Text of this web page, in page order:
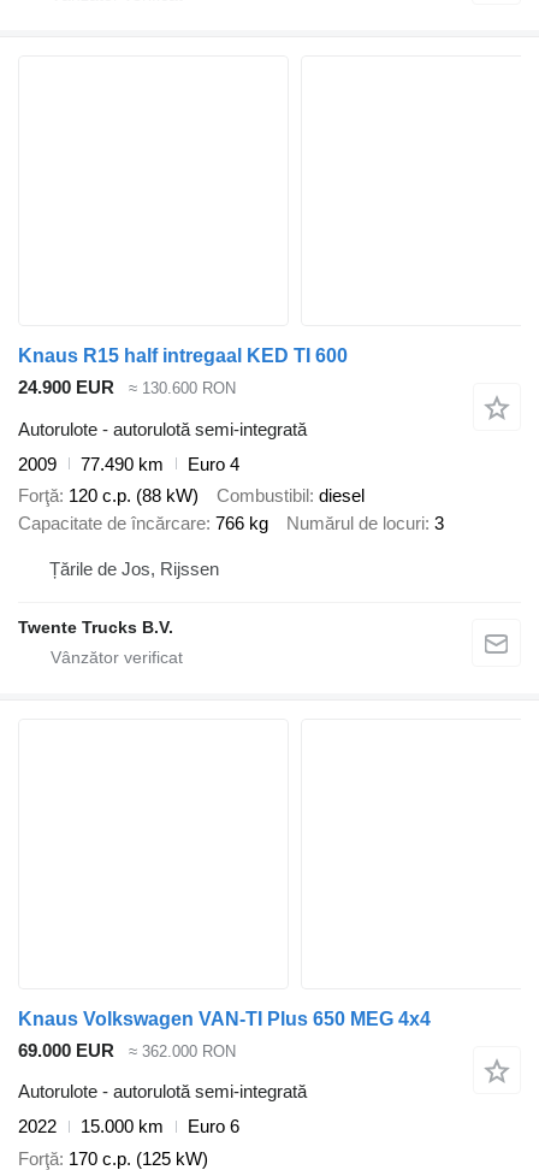
Knaus R15 half intregaal KED TI 600
24.900 EUR
≈ 130.600 RON
Autorulote - autorulotă semi-integrată
2009
77.490 km
Euro 4
Forţă 120 c.p. (88 kW) Combustibil diesel
Capacitate de încărcare 766 kg Numărul de locuri 3
Țările de Jos, Rijssen
Twente Trucks B.V.
Knaus Volkswagen VAN-TI Plus 650 MEG 4x4
69.000 EUR
≈ 362.000 RON
Autorulote - autorulotă semi-integrată
2022
15.000 km
Euro 6
Forţă 170 c.p. (125 kW)